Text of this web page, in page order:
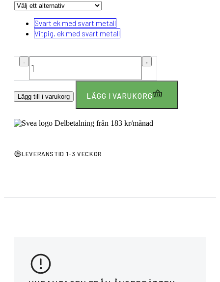
Svart ek med svart metall
Vitpig. ek med svart metall
Lägg till i varukorg LÄGG I VARUKORG
Delbetalning från 183 kr/månad
LEVERANSTID 1-3 VECKOR